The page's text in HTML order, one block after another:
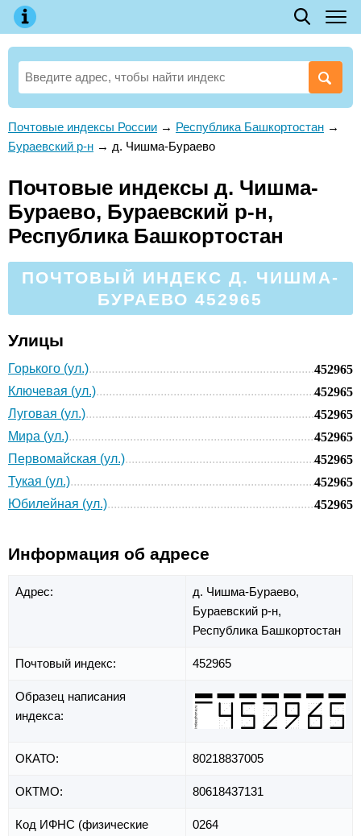
Почтовые индексы России → Республика Башкортостан →
Бураевский р-н → д. Чишма-Бураево
Почтовые индексы д. Чишма-
Бураево, Бураевский р-н,
Республика Башкортостан
ПОЧТОВЫЙ ИНДЕКС Д. ЧИШМА-
БУРАЕВО 452965
Улицы
Горького (ул.)
452965
Ключевая (ул.)
452965
Луговая (ул.)
452965
Мира (ул.)
452965
Первомайская (ул.)
452965
Тукая (ул.)
452965
Юбилейная (ул.)
452965
Информация об адресе
Адрес:
д. Чишма-Бураево,
Бураевский р-н,
Республика Башкортостан
Почтовый индекс: 452965
Образец написания
индекса:
ОКАТО: 80218837005
ОКТМО: 80618437131
Код ИФНС (физические
0264